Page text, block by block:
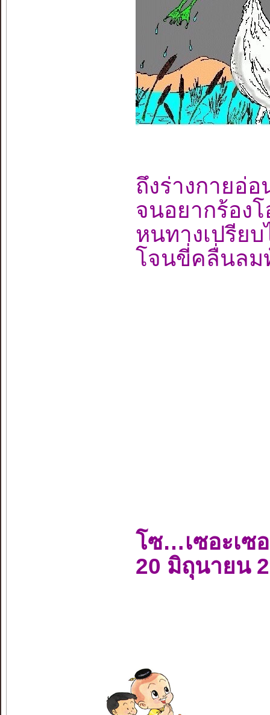
ถึงร่างกายอ่
จนอยากร้อง
หนทางเปรีย
โจนขี่คลื่นล
โซ…เซอะเซอ
20 มิถุนายน